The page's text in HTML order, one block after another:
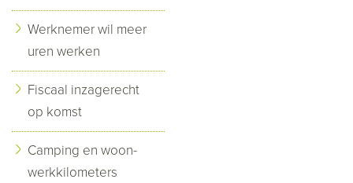
Werknemer wil meer
uren werken
Fiscaal inzagerecht
op komst
Camping en woon-
werkkilometers